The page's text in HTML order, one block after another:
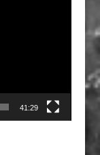
41:29